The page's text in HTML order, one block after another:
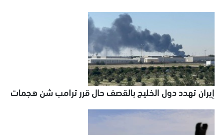
إيران تهدد دول الخليج بالقصف حال قرر ترامب شن هجمات